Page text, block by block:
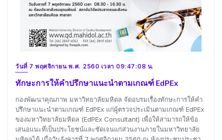
วันที่ 7 พฤศจิกายน พ.ศ. 2560 เวลา 09:47:08 น.
ทักษะการให้คำปรึกษาแนะนำตามเกณฑ์ EdPEx
กองพัฒนาคุณภาพ มหาวิทยาลัยมหิดล จัดอบรมเรื่องทักษะการให้คำ
ปรึกษาแนะนำตามเกณฑ์ EdPEx แก่ผู้ตรวจประเมินตามเกณฑ์ EdPEx
ของมหาวิทยาลัยมหิดล (EdPEx Consultant) เพื่อให้สามารถให้ข้อ
เสนอแนะที่เป็นประโยชน์และชัดเจนแก่ส่วนงานภายในมหาวิทยาลัย